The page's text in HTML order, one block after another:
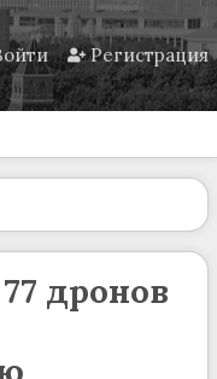
Регистрация
дронов